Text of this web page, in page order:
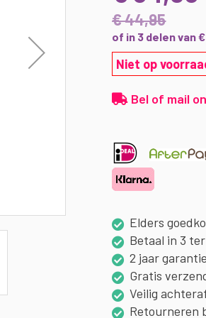
€ 44,95
of in 3 delen van
Niet op
Bel of mail
Elders
Betaal in 3
2 jaar
Gratis
Veilig
Retourneren